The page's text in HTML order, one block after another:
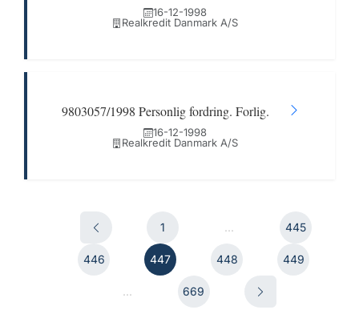
16-12-1998
Realkredit Danmark A/S
9803057/1998 Personlig fordring. Forlig.
16-12-1998
Realkredit Danmark A/S
1 ... 445
446 447 448 449
... 669